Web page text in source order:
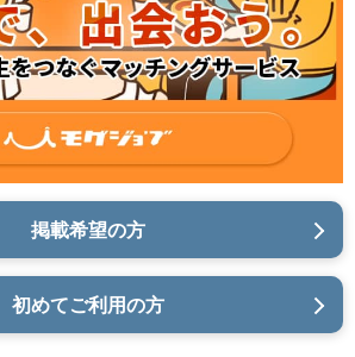
掲載希望の方
初めてご利用の方